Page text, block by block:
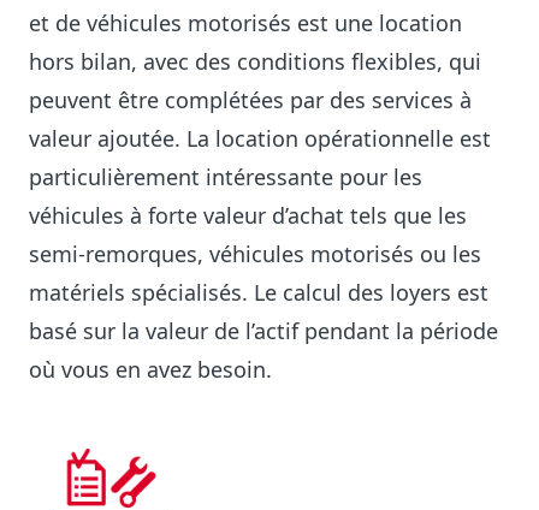
et de véhicules motorisés est une location
hors bilan, avec des conditions flexibles, qui
peuvent être complétées par des services à
valeur ajoutée. La location opérationnelle est
particulièrement intéressante pour les
véhicules à forte valeur d’achat tels que les
semi-remorques, véhicules motorisés ou les
matériels spécialisés. Le calcul des loyers est
basé sur la valeur de l’actif pendant la période
où vous en avez besoin.